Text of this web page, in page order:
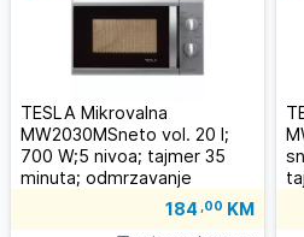
TESLA Mikrovalna
MW2030MSneto vol. 20 l;
700 W;5 nivoa; tajmer 35
minuta; odmrzavanje
184 ,00 KM